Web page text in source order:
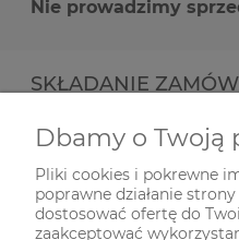
Nie prowadzimy
SKŁADANIE
INFORMACJE
ODWIEDŹ NAS NA
Dbamy o Twoją
Pliki cookies i pokrewne
poprawne działanie
dostosować ofertę do
zaakceptować